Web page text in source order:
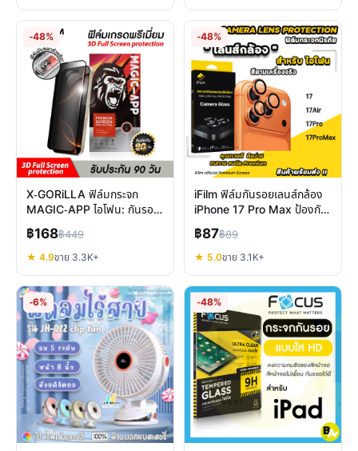
-48%
X-GORiLLA ฟิล์มกระจก
MAGIC-APP ไอโฟน: กันรอย
กันเสือก ติดตั้งง่าย
฿168฿449
★ 4.9ขาย 3.3K+
-48%
iFilm ฟิล์มกันรอยเลนส์กล้อง
iPhone 17 Pro Max ป้องกัน
ถ่ายรูปคมชัด
฿87฿89
★ 5.0ขาย 3.1K+
-6% -48%